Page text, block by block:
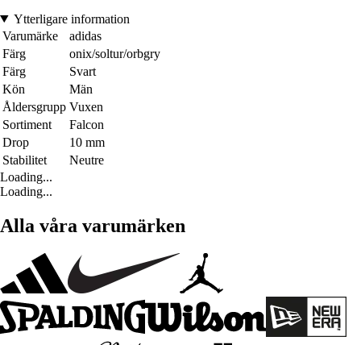
Ytterligare information
Varumärke
adidas
Färg
onix/soltur/orbgry
Färg
Svart
Kön
Män
Åldersgrupp Vuxen
Sortiment
Falcon
Drop
10 mm
Stabilitet
Neutre
Loading...
Loading...
Alla våra varumärken